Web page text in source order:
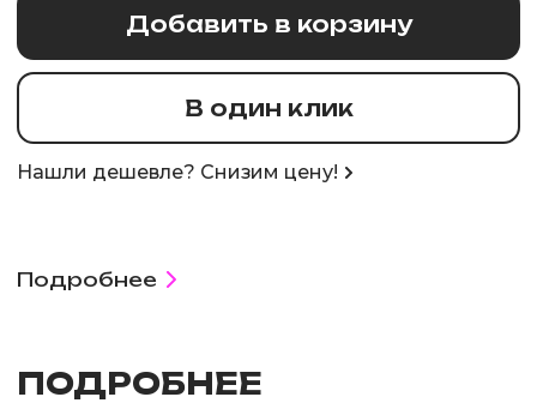
Добавить в корзину
В один клик
Нашли дешевле? Снизим цену!
Подробнее
ПОДРОБНЕЕ